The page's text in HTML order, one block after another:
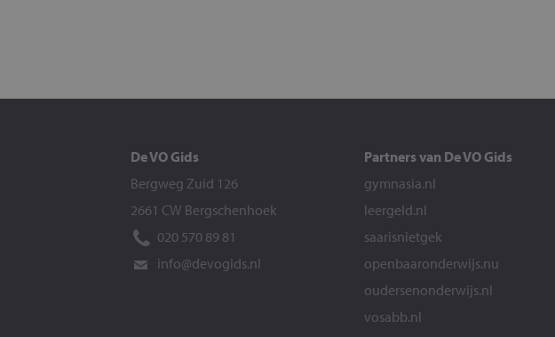
De VO Gids
Bergweg Zuid 126
2661 CW Bergschenhoek
020 570 89 81
info@devogids.nl
Partners van De VO Gids
gymnasia.nl
leergeld.nl
saarisnietgek
openbaaronderwijs.nu
oudersenonderwijs.nl
vosabb.nl